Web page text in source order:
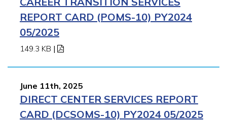
REPORT CARD (POMS-10) PY2024
05/2025
149.3 KB |
June 11th, 2025
DIRECT CENTER SERVICES REPORT
CARD (DCSOMS-10) PY2024 05/2025